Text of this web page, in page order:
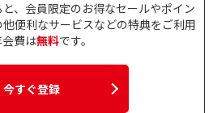
、会員限定のお得なセールやポイン
便利なサービスなどの特典をご利用
費は無料です。
今すぐ登録